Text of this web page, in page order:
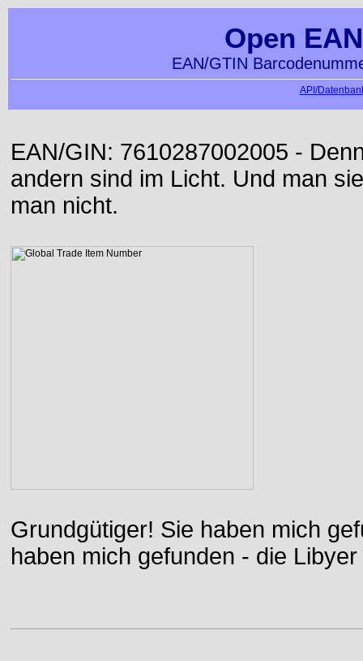
Open
EAN/GTIN
API/
EAN/GIN: 7610287002005 -
andern sind im Licht. Und man
man nicht.
Grundgütiger! Sie haben mich
haben mich gefunden - die